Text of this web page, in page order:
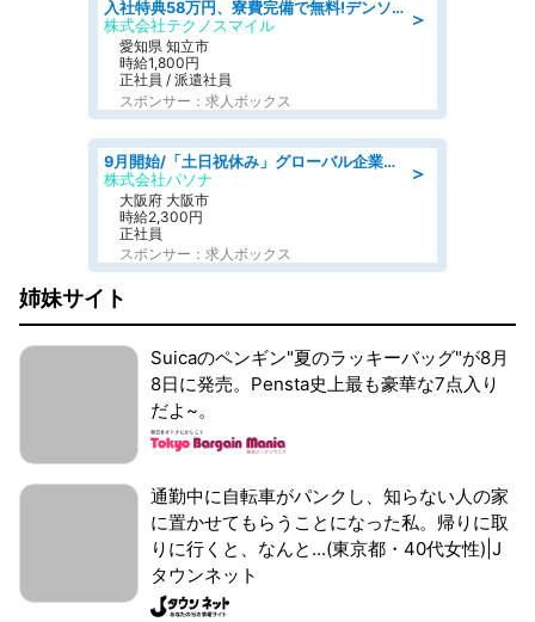
＞
入社特典58万円、寮費完備で無料!デンソーで働こう!自動車工場で小型部品の検査業務 denso aichi
株式会社テクノスマイル
愛知県 知立市
時給1,800円
正社員 / 派遣社員
スポンサー：求人ボックス
＞
9月開始/「土日祝休み」グローバル企業での産業保健のお仕事/保健師/高時給/残業なし/服装自由
株式会社パソナ
大阪府 大阪市
時給2,300円
正社員
スポンサー：求人ボックス
姉妹サイト
Suicaのペンギン"夏のラッキーバッグ"が8月
8日に発売。Pensta史上最も豪華な7点入り
だよ~。
通勤中に自転車がパンクし、知らない人の家
に置かせてもらうことになった私。帰りに取
りに行くと、なんと...(東京都・40代女性)|J
タウンネット